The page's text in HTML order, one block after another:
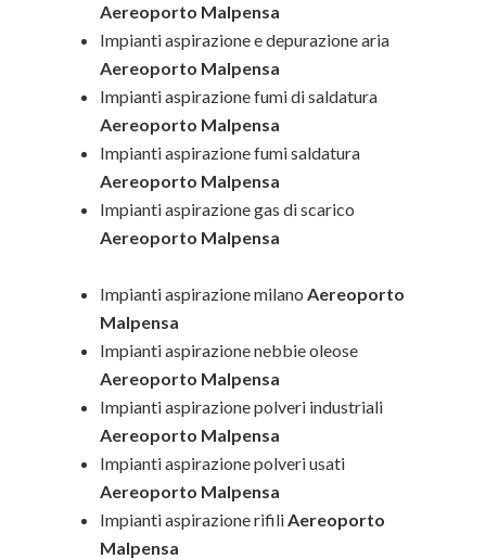
Aereoporto Malpensa
Impianti aspirazione e depurazione aria
Aereoporto Malpensa
Impianti aspirazione fumi di saldatura
Aereoporto Malpensa
Impianti aspirazione fumi saldatura
Aereoporto Malpensa
Impianti aspirazione gas di scarico
Aereoporto Malpensa
Impianti aspirazione milano Aereoporto
Malpensa
Impianti aspirazione nebbie oleose
Aereoporto Malpensa
Impianti aspirazione polveri industriali
Aereoporto Malpensa
Impianti aspirazione polveri usati
Aereoporto Malpensa
Impianti aspirazione rifiliAereoporto
Malpensa